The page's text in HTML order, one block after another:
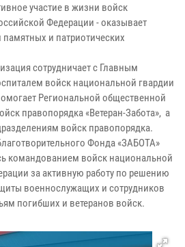
участие в жизни войск
Федерации - оказывает
и патриотических
сотрудничает с Главным
войск национальной гвардии
Региональной общественной
правопорядка «Ветеран-Забота», а
войск правопорядка.
Фонда «ЗАБОТА»
командованием войск национальной
за активную работу по решению
военнослужащих и сотрудников
погибших и ветеранов войск.